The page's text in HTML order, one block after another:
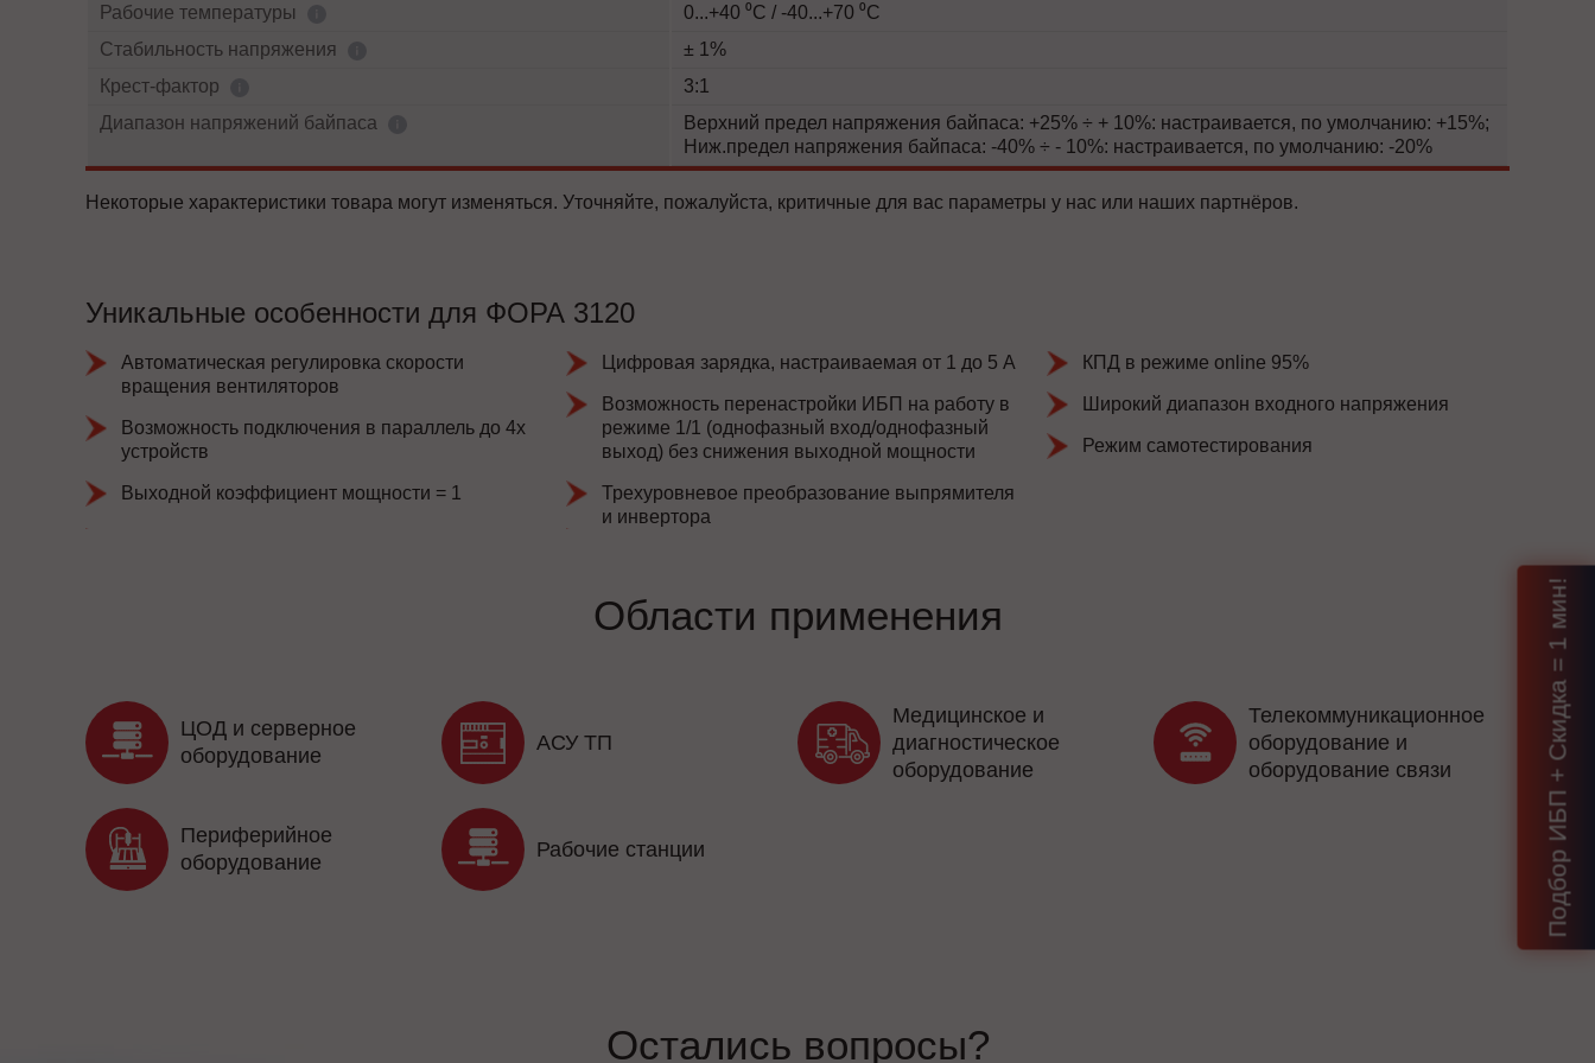
Рабочие температуры
0...+40 ⁰С / -40...+70 ⁰С
Cтабильность напряжения
± 1%
Крест-фактор
3:1
Диапазон напряжений байпаса
Верхний предел напряжения байпаса: +25% ÷ + 10%: настраивается, по умолчанию: +15%;
Ниж.предел напряжения байпаса: -40% ÷ - 10%: настраивается, по умолчанию: -20%
Некоторые характеристики товара могут изменяться. Уточняйте, пожалуйста, критичные для вас параметры у нас или наших партнёров.
Уникальные особенности для ФОРА 3120
Автоматическая регулировка скорости
вращения вентиляторов
Возможность подключения в параллель до 4х
устройств
Выходной коэффициент мощности = 1
Цифровая зарядка, настраиваемая от 1 до 5 А
Возможность перенастройки ИБП на работу в
режиме 1/1 (однофазный вход/однофазный
выход) без снижения выходной мощности
Трехуровневое преобразование выпрямителя
и инвертора
КПД в режиме online 95%
Широкий диапазон входного напряжения
Режим самотестирования
Области применения
ЦОД и серверное
оборудование
АСУ ТП
Медицинское и
диагностическое
оборудование
Телекоммуникационное
оборудование и
оборудование связи
Периферийное
оборудование
Рабочие станции
Остались вопросы?
Подбор ИБП + Скидка = 1 мин!